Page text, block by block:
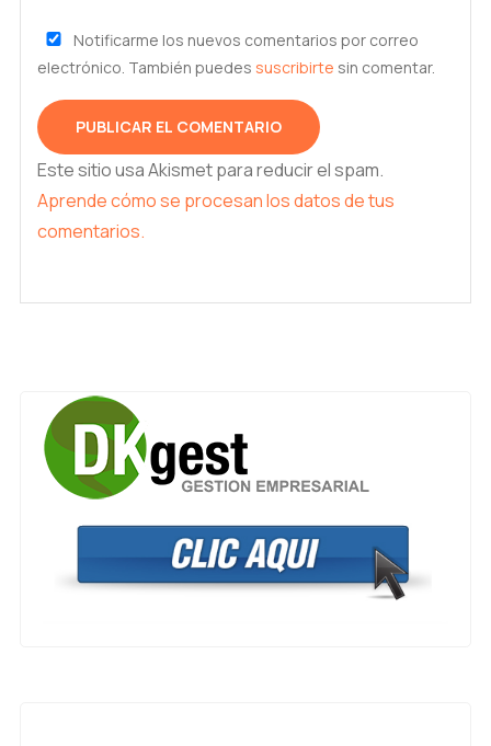
Notificarme los nuevos comentarios por correo
electrónico. También puedes suscribirte sin comentar.
Este sitio usa Akismet para reducir el spam.
Aprende cómo se procesan los datos de tus
comentarios.